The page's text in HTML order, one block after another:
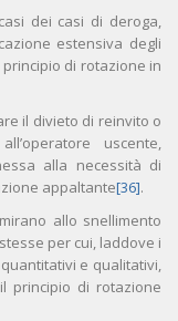
dei casi di deroga,
estensiva degli
di rotazione in
il divieto di reinvito o
uscente,
alla necessità di
appaltante[36].
allo snellimento
per cui, laddove i
e qualitativi,
principio di rotazione